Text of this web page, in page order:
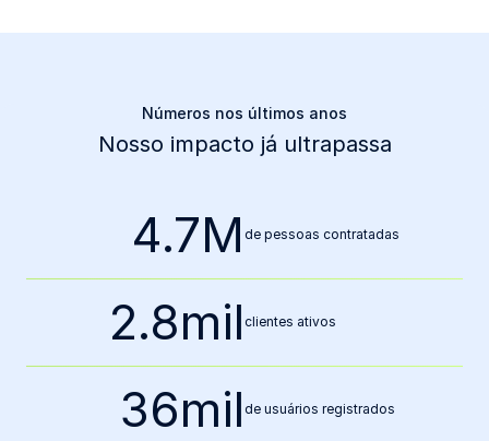
Nosso impacto já ultrapassa
Números nos últimos anos
4.7M de pessoas contratadas
2.8mil clientes ativos
39mil de usuários registrados